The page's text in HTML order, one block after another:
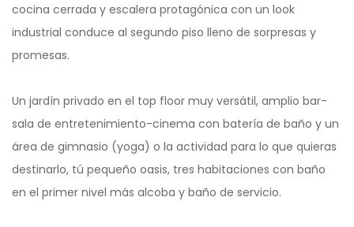
cocina cerrada y escalera protagónica con un look
industrial conduce al segundo piso lleno de sorpresas y
promesas.
Un jardín privado en el top floor muy versátil, amplio bar-
sala de entretenimiento-cinema con batería de baño y un
área de gimnasio (yoga) o la actividad para lo que quieras
destinarlo, tú pequeño oasis, tres habitaciones con baño
en el primer nivel más alcoba y baño de servicio.